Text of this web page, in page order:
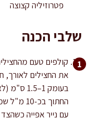
פטרוזיליה קצוצה
שלבי הכנה
את החצילים לאורך,
בעומק
החתוך
עם נייר אפייה